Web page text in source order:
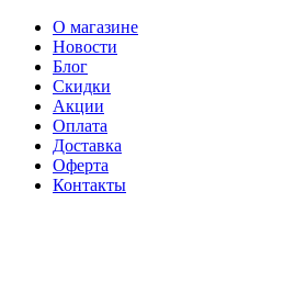
О магазине
Новости
Блог
Скидки
Акции
Оплата
Доставка
Оферта
Контакты